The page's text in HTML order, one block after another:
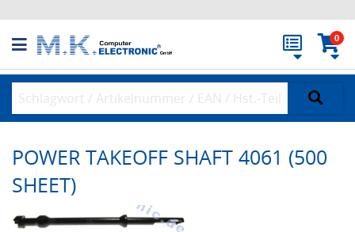
0
POWER TAKEOFF SHAFT 4061 (500
SHEET)